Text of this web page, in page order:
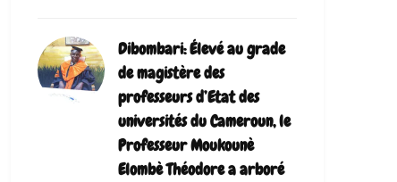
Dibombari: Élevé au grade
de magistère des
professeurs d’Etat des
universités du Cameroun, le
Professeur Moukounè
Elombè Théodore a arboré